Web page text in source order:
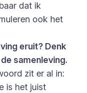
dat ik
ook het
eruit? Denk
samenleving.
zit er al in:
is het juist